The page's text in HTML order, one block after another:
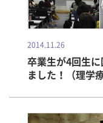
2014.11.26
卒業生が4回生
ました！（理学